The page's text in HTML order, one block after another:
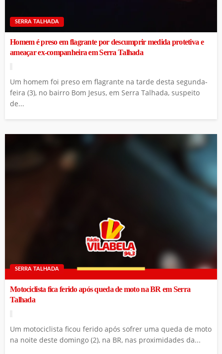
SERRA TALHADA
Homem é preso em flagrante por descumprir medida protetiva e
ameaçar ex-companheira em Serra Talhada
Um homem foi preso em flagrante na tarde desta segunda-
feira (3), no bairro Bom Jesus, em Serra Talhada, suspeito
de...
SERRA TALHADA
Motociclista fica ferido após queda de moto na BR em Serra
Talhada
Um motociclista ficou ferido após sofrer uma queda de moto
na noite deste domingo (2), na BR, nas proximidades da...